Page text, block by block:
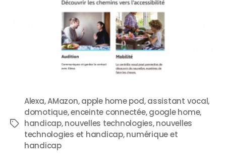
Alexa,AMazon,apple home pod,assistant vocal,
domotique,enceinte connectée,google home,
handicap,nouvelles technologies,nouvelles
technologies et handicap,numérique et
handicap